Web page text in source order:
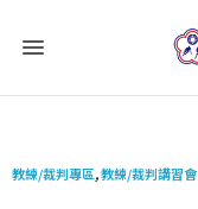
教練/裁判專區,教練/裁判講習會